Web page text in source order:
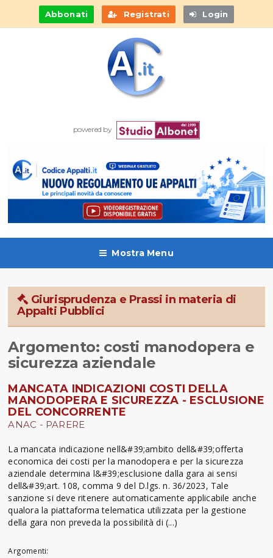
Abbonati Registrati Login
powered by
Mostra Menu
Giurisprudenza e Prassi in materia di
Appalti Pubblici
Argomento: costi manodopera e
sicurezza aziendale
MANCATA INDICAZIONI COSTI DELLA
MANODOPERA E SICUREZZA - ESCLUSIONE
DEL CONCORRENTE
ANAC - PARERE
La mancata indicazione nell&#39;ambito dell&#39;offerta
economica dei costi per la manodopera e per la sicurezza
aziendale determina l&#39;esclusione dalla gara ai sensi
dell&#39;art. 108, comma 9 del D.lgs. n. 36/2023, Tale
sanzione si deve ritenere automaticamente applicabile anche
qualora la piattaforma telematica utilizzata per la gestione
della gara non preveda la possibilità di (...)
Argomenti: